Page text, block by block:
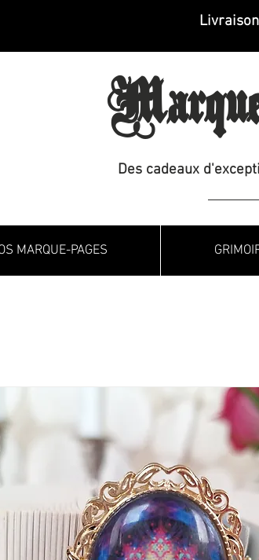
Des cadeaux
MARQUE-PAGES